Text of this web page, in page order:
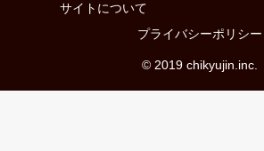
サイトについて
プライバシーポリシー
© 2019 chikyujin.inc.